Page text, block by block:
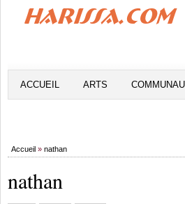
ACCUEIL ARTS
Accueil » nathan
nathan